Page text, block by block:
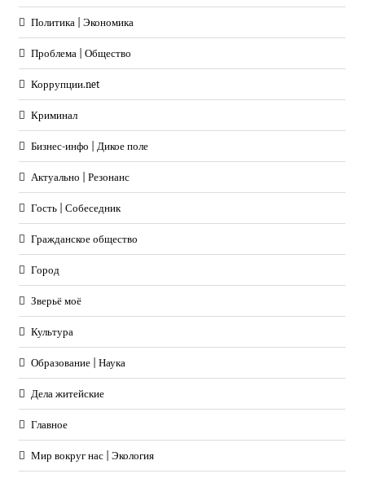
Политика | Экономика
Проблема | Общество
Коррупции.net
Криминал
Бизнес-инфо | Дикое поле
Актуально | Резонанс
Гость | Собеседник
Гражданское общество
Город
Зверьё моё
Культура
Образование | Наука
Дела житейские
Главное
Мир вокруг нас | Экология